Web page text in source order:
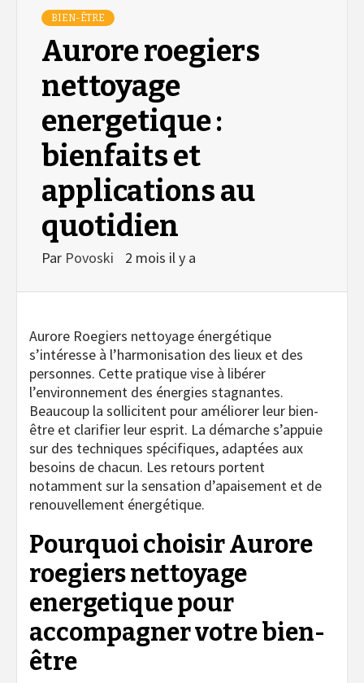
BIEN-ÊTRE
Aurore roegiers
nettoyage
energetique :
bienfaits et
applications au
quotidien
Par Povoski 2 mois il y a
Aurore Roegiers nettoyage énergétique
s’intéresse à l’harmonisation des lieux et des
personnes. Cette pratique vise à libérer
l’environnement des énergies stagnantes.
Beaucoup la sollicitent pour améliorer leur bien-
être et clarifier leur esprit. La démarche s’appuie
sur des techniques spécifiques, adaptées aux
besoins de chacun. Les retours portent
notamment sur la sensation d’apaisement et de
renouvellement énergétique.
Pourquoi choisir Aurore
roegiers nettoyage
energetique pour
accompagner votre bien-
être